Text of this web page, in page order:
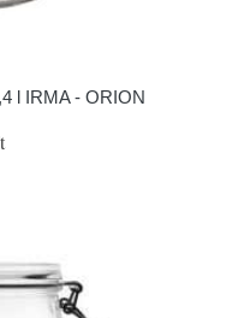
l IRMA - ORION